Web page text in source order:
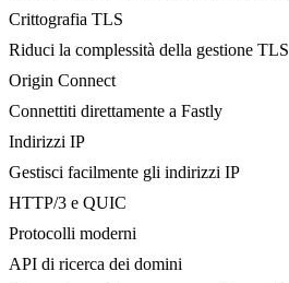
Crittografia TLS
Riduci la complessità della gestione TLS
Origin Connect
Connettiti direttamente a Fastly
Indirizzi IP
Gestisci facilmente gli indirizzi IP
HTTP/3 e QUIC
Protocolli moderni
API di ricerca dei domini